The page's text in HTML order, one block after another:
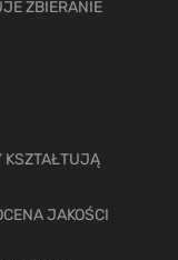
ZBIERANIE
KSZTAŁTUJĄ
JAKOŚCI